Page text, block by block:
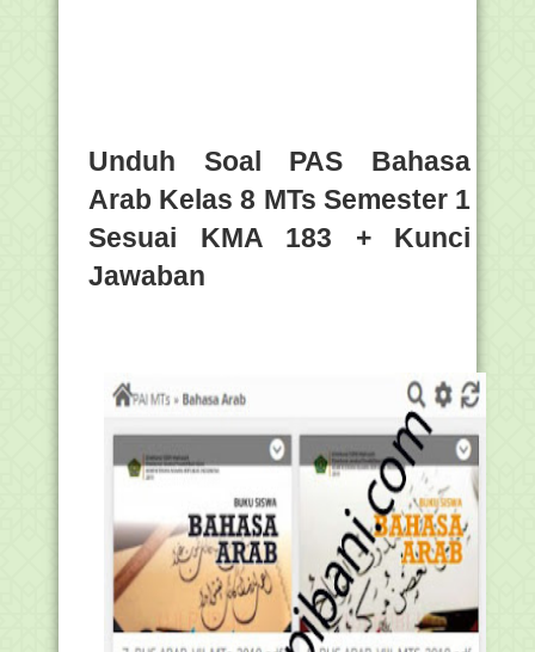
Unduh Soal PAS Bahasa
Arab Kelas 8 MTs Semester 1
Sesuai KMA 183 + Kunci
Jawaban